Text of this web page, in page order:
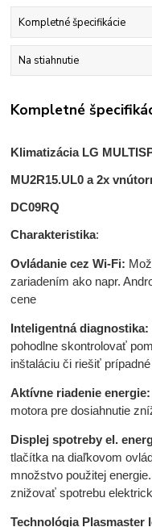
Kompletné špecifikácie
Na stiahnutie
Kompletné
Klimatizácia LG
MU2R15.UL0 a 2x
DC09RQ
Charakteristika:
Ovládanie cez Wi-Fi:
zariadením ako napr.
cene
Inteligentná diagnostika:
pohodlne skontrolovať
inštaláciu či riešiť
Aktívne riadenie energie:
motora pre dosiahnutie
Displej spotreby el.
tlačítka na diaľkovom
množstvo použitej
znižovať spotrebu
Technológia Plasmaster